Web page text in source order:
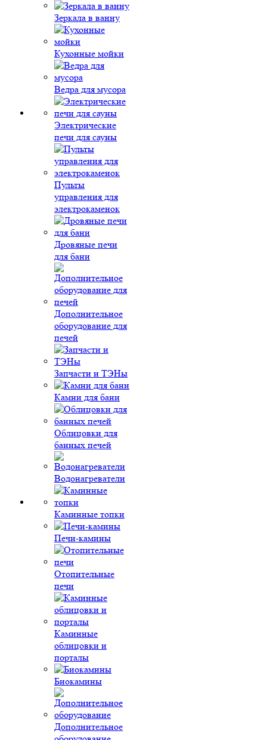
Зеркала в ванну
Кухонные мойки
Ведра для мусора
Электрические
печи для сауны
Пульты
управления для
электрокаменок
Дровяные печи
для бани
Дополнительное
оборудование для
печей
Запчасти и ТЭНы
Камни для бани
Облицовки для
банных печей
Водонагреватели
Каминные топки
Печи-камины
Отопительные
печи
Каминные
облицовки и
порталы
Биокамины
Дополнительное